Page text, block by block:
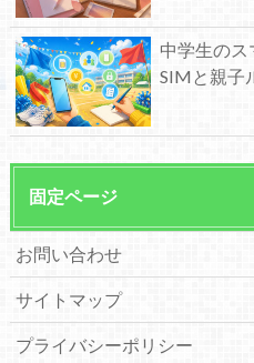
中学生の
SIMと親子
固定ページ
お問い合わせ
サイトマップ
プライバシーポリシー